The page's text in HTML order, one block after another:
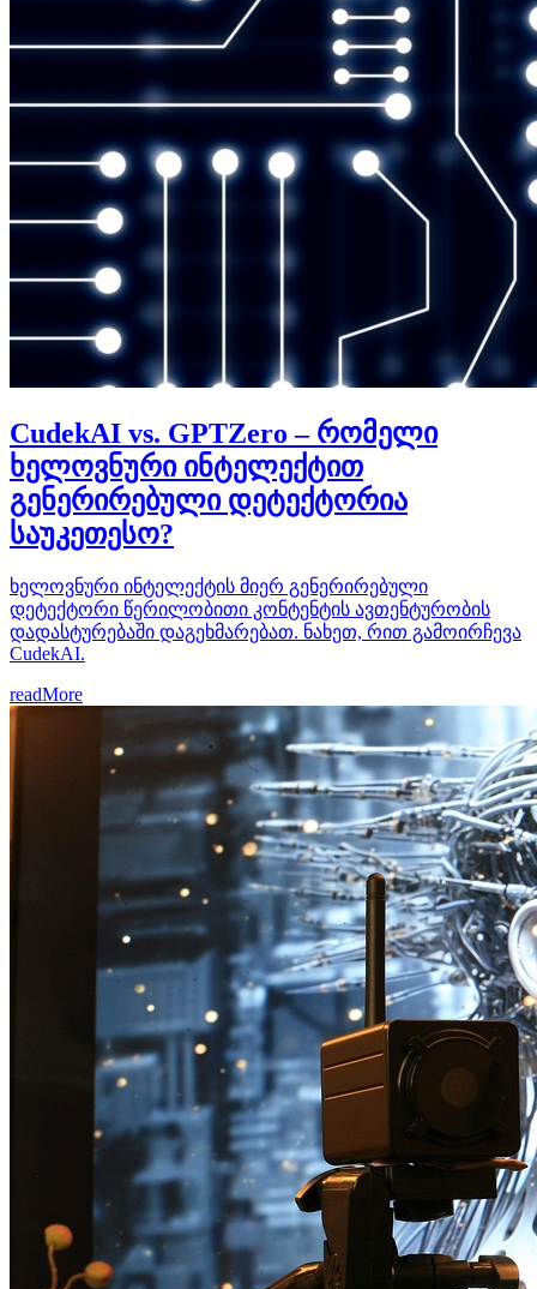
CudekAI vs. GPTZero – რომელი
ხელოვნური ინტელექტით
გენერირებული დეტექტორია
საუკეთესო?
ხელოვნური ინტელექტის მიერ გენერირებული
დეტექტორი წერილობითი კონტენტის ავთენტურობის
დადასტურებაში დაგეხმარებათ. ნახეთ, რით გამოირჩევა
CudekAI.
readMore